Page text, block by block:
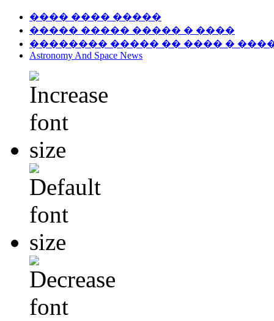
���� ���� �����
����� ����� ����� � ����
�������� ����� �� ���� �
Astronomy And Space News